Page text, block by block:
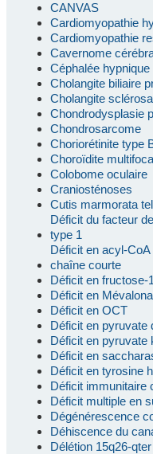
CANVAS
Cardiomyopathie
Cardiomyopathie
Cavernome
Céphalée hypnique
Cholangite biliaire
Cholangite
Chondrodysplasie
Chondrosarcome
Choriorétinite type
Choroïdite
Colobome oculaire
Craniosténoses
Cutis marmorata
Déficit du facteur
type 1
Déficit en acyl-
chaîne courte
Déficit en fructose-
Déficit en
Déficit en OCT
Déficit en pyruvate
Déficit en pyruvate
Déficit en
Déficit en tyrosine
Déficit immunitaire
Déficit multiple en
Dégénérescence
Déhiscence du
Délétion 15q26-qter